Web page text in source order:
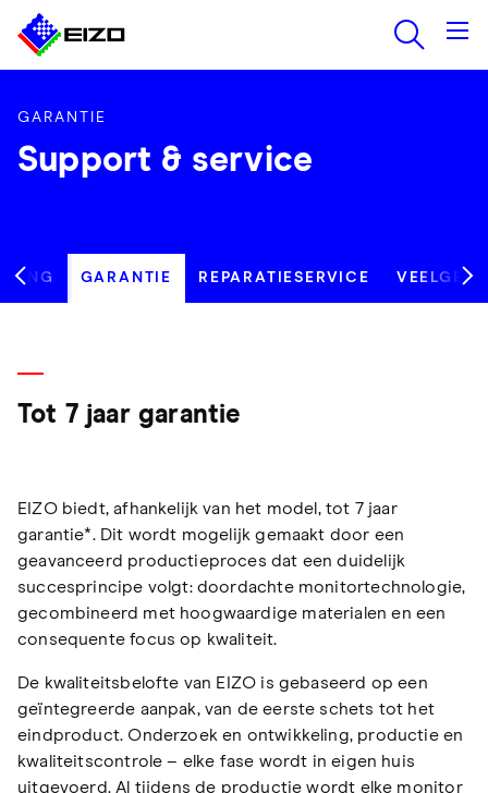
GARANTIE
Support & service
GARANTIE REPARATIESERVICE
Tot 7 jaar garantie
EIZO biedt, afhankelijk van het model, tot 7 jaar
garantie*. Dit wordt mogelijk gemaakt door een
geavanceerd productieproces dat een duidelijk
succesprincipe volgt: doordachte monitortechnologie,
gecombineerd met hoogwaardige materialen en een
consequente focus op kwaliteit.
De kwaliteitsbelofte van EIZO is gebaseerd op een
geïntegreerde aanpak, van de eerste schets tot het
eindproduct. Onderzoek en ontwikkeling, productie en
kwaliteitscontrole – elke fase wordt in eigen huis
uitgevoerd. Al tijdens de productie wordt elke monitor